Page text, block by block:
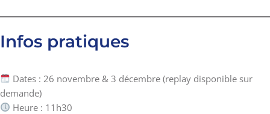
Infos pratiques
Dates : 26 novembre & 3 décembre (replay disponible sur
demande)
Heure : 11h30